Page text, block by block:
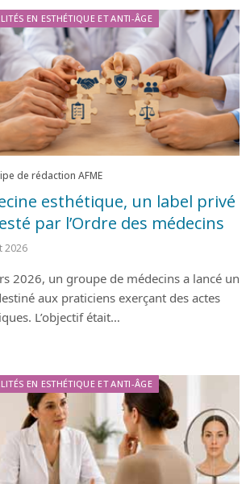
EN ESTHÉTIQUE ET ANTI-ÂGE
de rédaction AFME
esthétique, un label privé
par l’Ordre des médecins
2026
2026, un groupe de médecins a lancé un
aux praticiens exerçant des actes
L’objectif était…
EN ESTHÉTIQUE ET ANTI-ÂGE